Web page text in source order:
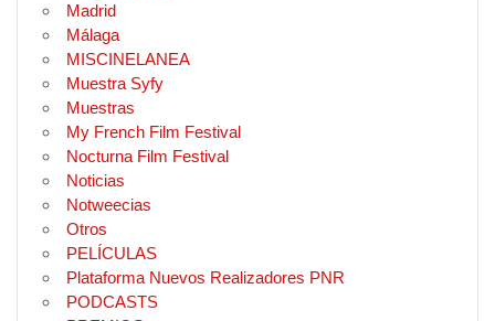
Madrid
Málaga
MISCINELANEA
Muestra Syfy
Muestras
My French Film Festival
Nocturna Film Festival
Noticias
Notweecias
Otros
PELÍCULAS
Plataforma Nuevos Realizadores PNR
PODCASTS